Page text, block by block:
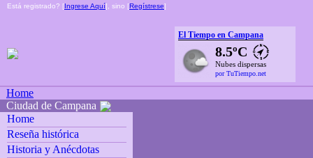
Está registrado? [Ingrese Aquí], sino [Regístrese]
El Tiempo en Campana
8.5ºC
Nubes dispersas
por TuTiempo.net
Home
Ciudad de Campana
Home
Reseña histórica
Historia y Anécdotas